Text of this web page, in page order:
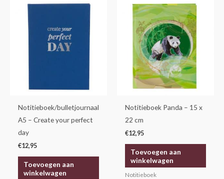
Notitieboek/bulletjournaal
A5 – Create your perfect
day
€12,95
Toevoegen aan
winkelwagen
Notitieboek Panda – 15 x
22 cm
€12,95
Toevoegen aan
winkelwagen
Notitieboek